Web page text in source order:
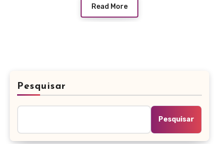
Read More
Pesquisar
Pesquisar